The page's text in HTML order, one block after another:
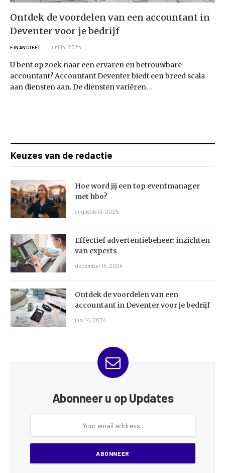
Ontdek de voordelen van een accountant in
Deventer voor je bedrijf
FINANCIEEL juni 14, 2024
U bent op zoek naar een ervaren en betrouwbare
accountant? Accountant Deventer biedt een breed scala
aan diensten aan. De diensten variëren…
Keuzes van de redactie
Hoe word jij een top eventmanager
met hbo?
augustus 13, 2025
Effectief advertentiebeheer: inzichten
van experts
december 15, 2024
Ontdek de voordelen van een
accountant in Deventer voor je bedrijf
juni 14, 2024
Abonneer u op Updates